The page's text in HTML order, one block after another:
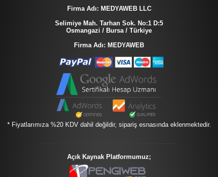
Firma Adı: MEDYAWEB LLC
Selimiye Mah. Tarhan Sok. No:1 D:5
Osmangazi / Bursa / Türkiye
Firma Adı: MEDYAWEB
* Fiyatlarımıza %20 KDV dahil değildir, sipariş esnasında eklenmektedir.
Açık Kaynak Platformumuz;